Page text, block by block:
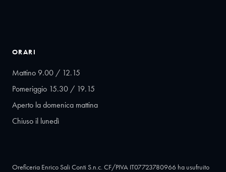
ORARI
Mattino 9.00 / 12.15
Pomeriggio 15.30 / 19.15
Aperto la domenica mattina
Chiuso il lunedì
Oreficeria Enrico Sali Conti S.n.c. CF/PIVA IT07723780966 ha usufruito